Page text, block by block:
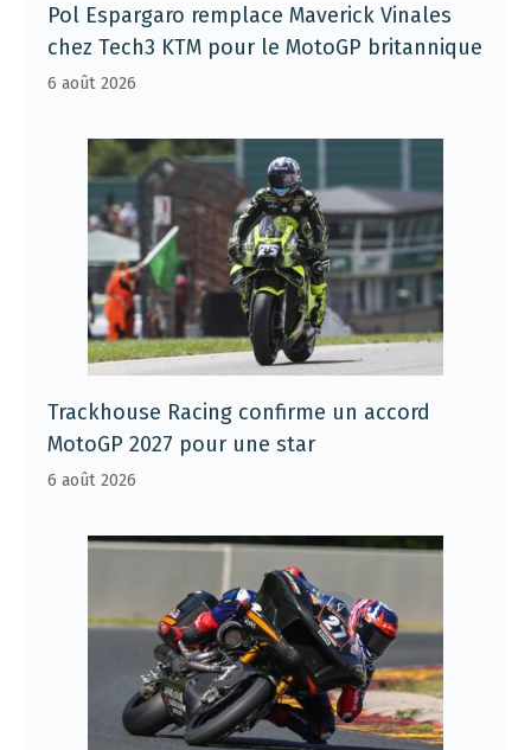
Pol Espargaro remplace Maverick Vinales
chez Tech3 KTM pour le MotoGP britannique
6 août 2026
Trackhouse Racing confirme un accord
MotoGP 2027 pour une star
6 août 2026